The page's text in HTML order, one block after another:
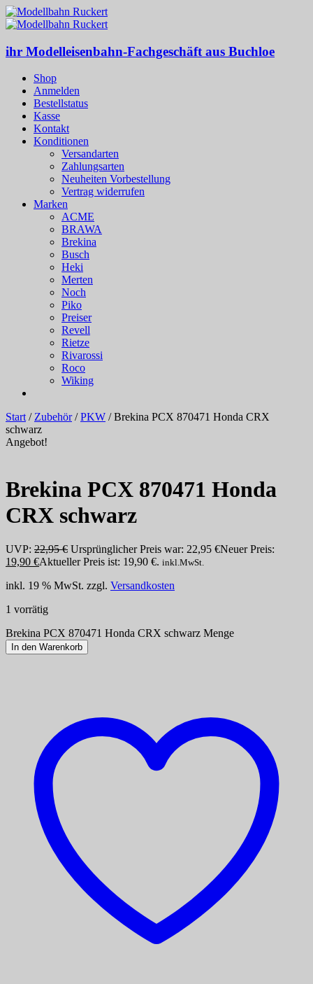
ihr Modelleisenbahn-Fachgeschäft aus Buchloe
Shop
Anmelden
Bestellstatus
Kasse
Kontakt
Konditionen
Versandarten
Zahlungsarten
Neuheiten Vorbestellung
Vertrag widerrufen
Marken
ACME
BRAWA
Brekina
Busch
Heki
Merten
Noch
Piko
Preiser
Revell
Rietze
Rivarossi
Roco
Wiking
Start/Zubehör/PKW / Brekina PCX 870471 Honda CRX
schwarz
Angebot!
Brekina PCX 870471 Honda
CRX schwarz
UVP: 22,95€ Ursprünglicher Preis war: 22,95 €Neuer Preis:
19,90 €Aktueller Preis ist: 19,90 €. inkl.MwSt.
inkl. 19 % MwSt. zzgl. Versandkosten
1 vorrätig
Brekina PCX 870471 Honda CRX schwarz Menge
In den Warenkorb